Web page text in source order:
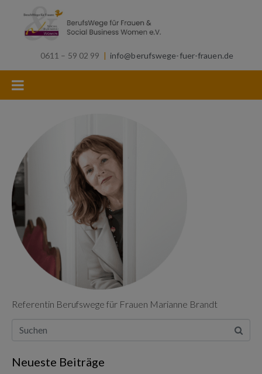
0611 – 59 02 99 | info@berufswege-fuer-frauen.de
Referentin Berufswege für Frauen Marianne Brandt
Neueste Beiträge